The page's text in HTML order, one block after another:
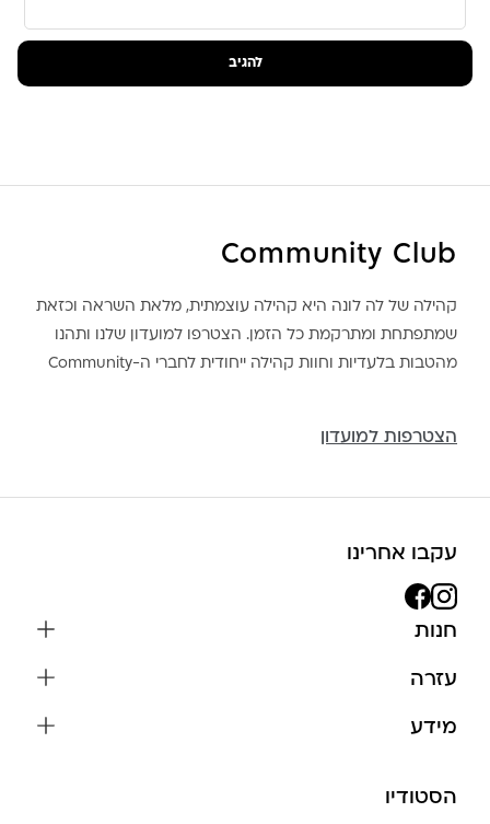
Community Club
קהילה של לה לונה היא קהילה עוצמתית, מלאת השראה וכזאת
שמתפתחת ומתרקמת כל הזמן. הצטרפו למועדון שלנו ותהנו
מהטבות בלעדיות וחוות קהילה ייחודית לחברי ה-Community
הצטרפות למועדון
עקבו אחרינו
חנות
צמידים
בגדים
עזרה
מידע
שמירה על התכשיטים
הסטודיו